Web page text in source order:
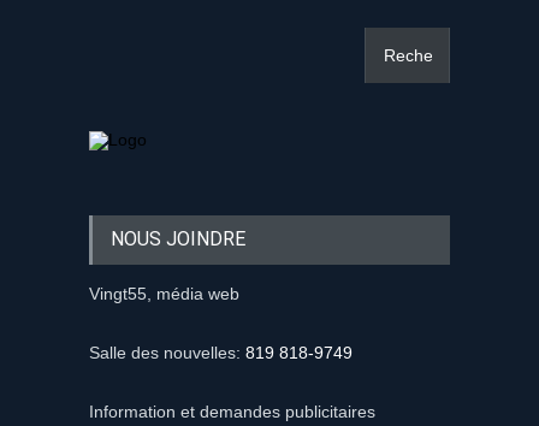
NOUS JOINDRE
Vingt55, média web
Salle des nouvelles: 819 818-9749
Information et demandes publicitaires